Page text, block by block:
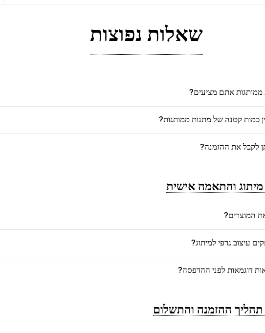
שאלות נפוצות
ממותגות אתם מציעים?
כמות קטנה של מתנות ממותגות?
לקבל את ההזמנה?
והתאמה אישית
המוצרים?
עיצוב גרפי למיתוג?
דוגמאות לפני ההדפסה?
ההזמנה והתשלום